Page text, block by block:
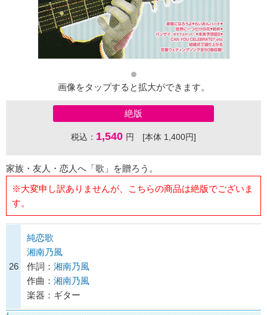
画像をタップすると拡大ができます。
絶版
税込： 1,540 円 [本体 1,400円]
家族・友人・恋人へ「歌」を贈ろう。
※大変申し訳ありませんが、こちらの商品は絶版でございま
す。
26
純恋歌
湘南乃風
作詞： 湘南乃風
作曲： 湘南乃風
楽器：ギター